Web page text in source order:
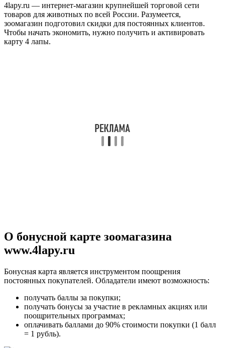
4lapy.ru — интернет-магазин крупнейшей торговой сети
товаров для животных по всей России. Разумеется,
зоомагазин подготовил скидки для постоянных клиентов.
Чтобы начать экономить, нужно получить и активировать
карту 4 лапы.
О бонусной карте зоомагазина
www.4lapy.ru
Бонусная карта является инструментом поощрения
постоянных покупателей. Обладатели имеют возможность:
получать баллы за покупки;
получать бонусы за участие в рекламных акциях или
поощрительных программах;
оплачивать баллами до 90% стоимости покупки (1 балл
= 1 рубль).